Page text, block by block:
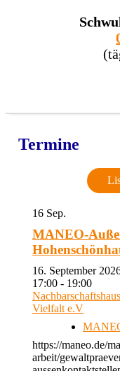
Termine
16 Sep.
MANEO-
16. September
17:00 - 19:00
Vielfalt e.V
https://maneo.de/
arbeit/